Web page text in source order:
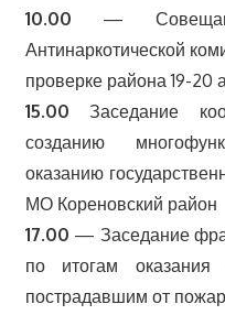
10.00 —
Антинаркотической
проверке района 19-20
15.00 Заседание
созданию
оказанию
МО Кореновский район
17.00 — Заседание
по итогам оказания
пострадавшим от